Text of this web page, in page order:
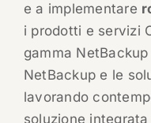
e a implementare
i prodotti e servizi
gamma
NetBackup e le
lavorando
soluzione